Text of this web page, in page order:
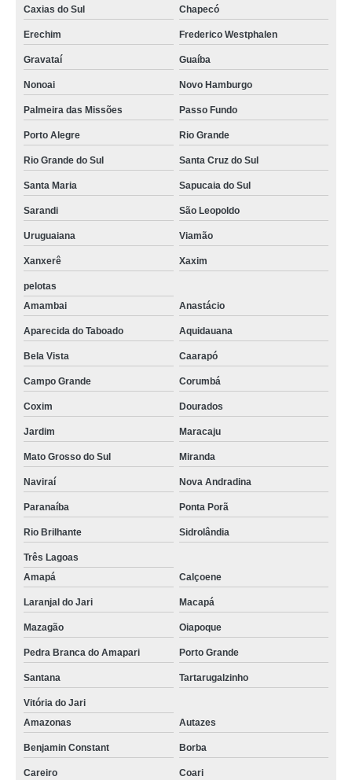
Caxias do Sul Chapecó
Erechim Frederico Westphalen
Gravataí Guaíba
Nonoai Novo Hamburgo
Palmeira das Missões Passo Fundo
Porto Alegre Rio Grande
Rio Grande do Sul Santa Cruz do Sul
Santa Maria Sapucaia do Sul
Sarandi São Leopoldo
Uruguaiana Viamão
Xanxerê Xaxim
pelotas
Amambai
Anastácio
Aparecida do Taboado Aquidauana
Bela Vista Caarapó
Campo Grande Corumbá
Coxim Dourados
Jardim Maracaju
Mato Grosso do Sul Miranda
Naviraí Nova Andradina
Paranaíba Ponta Porã
Rio Brilhante Sidrolândia
Três Lagoas
Amapá
Calçoene
Laranjal do Jari Macapá
Mazagão Oiapoque
Pedra Branca do Amapari Porto Grande
Santana Tartarugalzinho
Vitória do Jari
Amazonas
Autazes
Benjamin Constant Borba
Careiro Coari